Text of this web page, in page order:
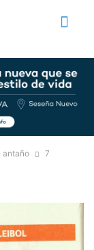
antaño 7